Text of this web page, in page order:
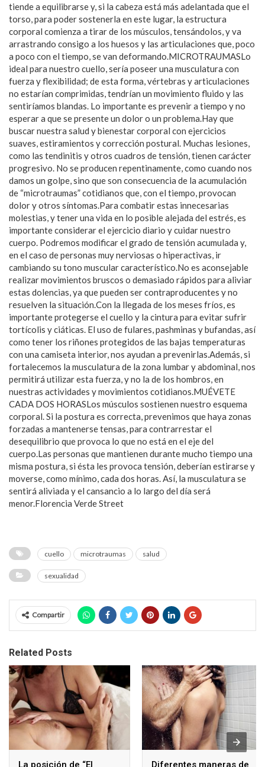
tiende a equilibrarse y, si la cabeza está más adelantada que el
torso, para poder sostenerla en este lugar, la estructura
corporal comienza a tirar de los músculos, tensándolos, y va
arrastrando consigo a los huesos y las articulaciones que, poco
a poco con el tiempo, se van deformando.MICROTRAUMASLo
ideal para nuestro cuello, sería poseer una musculatura con
fuerza y flexibilidad; de esta forma, vértebras y articulaciones
no estarían comprimidas, tendrían un movimiento fluido y las
sentiríamos blandas. Lo importante es prevenir a tiempo y no
esperar a que se presente un dolor o un problema.Hay que
buscar nuestra salud y bienestar corporal con ejercicios
suaves, estiramientos y corrección postural. Muchas lesiones,
como las tendinitis y otros cuadros de tensión, tienen carácter
progresivo. No se producen repentinamente, como cuando nos
damos un golpe, sino que son consecuencia de la acumulación
de “microtraumas” cotidianos que, con el tiempo, provocan
dolor y otros síntomas.Para combatir estas innecesarias
molestias, y tener una vida en lo posible alejada del estrés, es
importante considerar el ejercicio diario y cuidar nuestro
cuerpo. Podremos modificar el grado de tensión acumulada y,
en el caso de personas muy nerviosas o hiperactivas, ir
cambiando su tono muscular característico.No es aconsejable
realizar movimientos bruscos o demasiado rápidos para aliviar
estas dolencias, ya que pueden ser contraproducentes y no
resuelven la situación.Con la llegada de los meses fríos, es
importante protegerse el cuello y la cintura para evitar sufrir
tortícolis y ciáticas. El uso de fulares, pashminas y bufandas, así
como tener los riñones protegidos de las bajas temperaturas
con una camiseta interior, nos ayudan a prevenirlas.Además, si
fortalecemos la musculatura de la zona lumbar y abdominal, nos
permitirá utilizar esta fuerza, y no la de los hombros, en
nuestras actividades y movimientos cotidianos.MUÉVETE
CADA DOS HORASLos músculos sostienen nuestro esquema
corporal. Si la postura es correcta, prevenimos que haya zonas
forzadas a mantenerse tensas, para contrarrestar el
desequilibrio que provoca lo que no está en el eje del
cuerpo.Las personas que mantienen durante mucho tiempo una
misma postura, si ésta les provoca tensión, deberían estirarse y
moverse, como mínimo, cada dos horas. Así, la musculatura se
sentirá aliviada y el cansancio a lo largo del día será
menor.Florencia Verde Street
cuello microtraumas salud
sexualidad
Compartir
Related Posts
La posición de “El Diferentes maneras de